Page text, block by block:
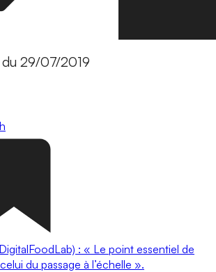
du 29/07/2019
: « Le point essentiel de
du passage à l’échelle ».